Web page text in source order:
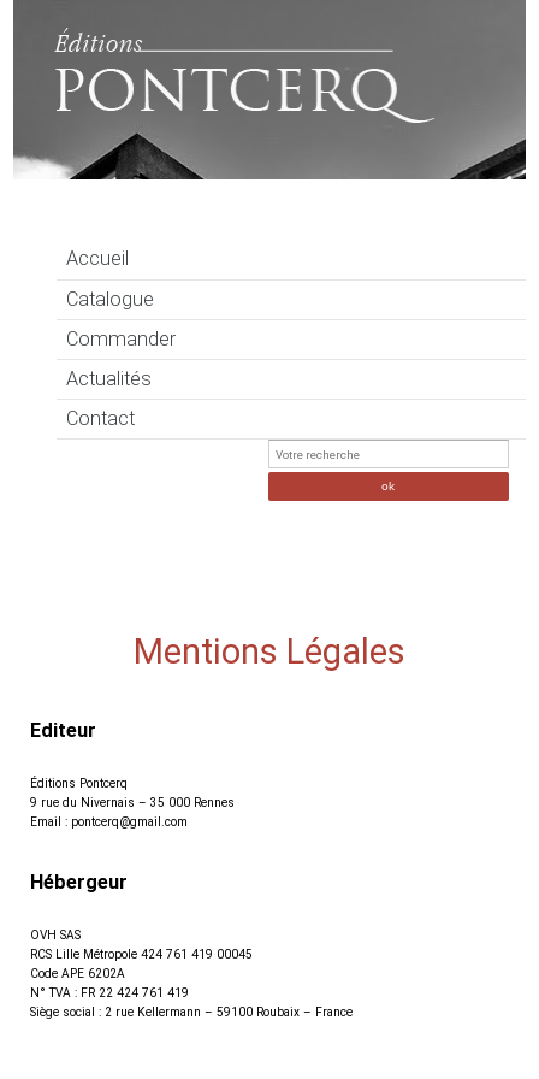
Accueil
Catalogue
Commander
Actualités
Contact
Mentions Légales
Editeur
Éditions Pontcerq
9 rue du Nivernais – 35 000 Rennes
Email : pontcerq@gmail.com
Hébergeur
OVH SAS
RCS Lille Métropole 424 761 419 00045
Code APE 6202A
N° TVA : FR 22 424 761 419
Siège social : 2 rue Kellermann – 59100 Roubaix – France